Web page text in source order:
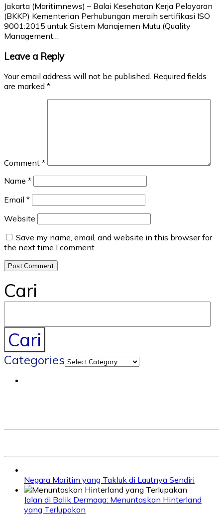
Jakarta (Maritimnews) – Balai Kesehatan Kerja Pelayaran
(BKKP) Kementerian Perhubungan meraih sertifikasi ISO
9001:2015 untuk Sistem Manajemen Mutu (Quality
Management…
Leave a Reply
Your email address will not be published. Required fields
are marked *
Comment *
Name *
Email *
Website
Save my name, email, and website in this browser for
the next time I comment.
Cari
Cari
Categories
Negara Maritim yang Takluk di Lautnya Sendiri
Jalan di Balik Dermaga: Menuntaskan Hinterland
yang Terlupakan